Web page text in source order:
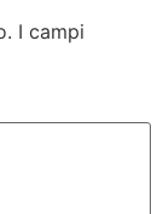
I campi